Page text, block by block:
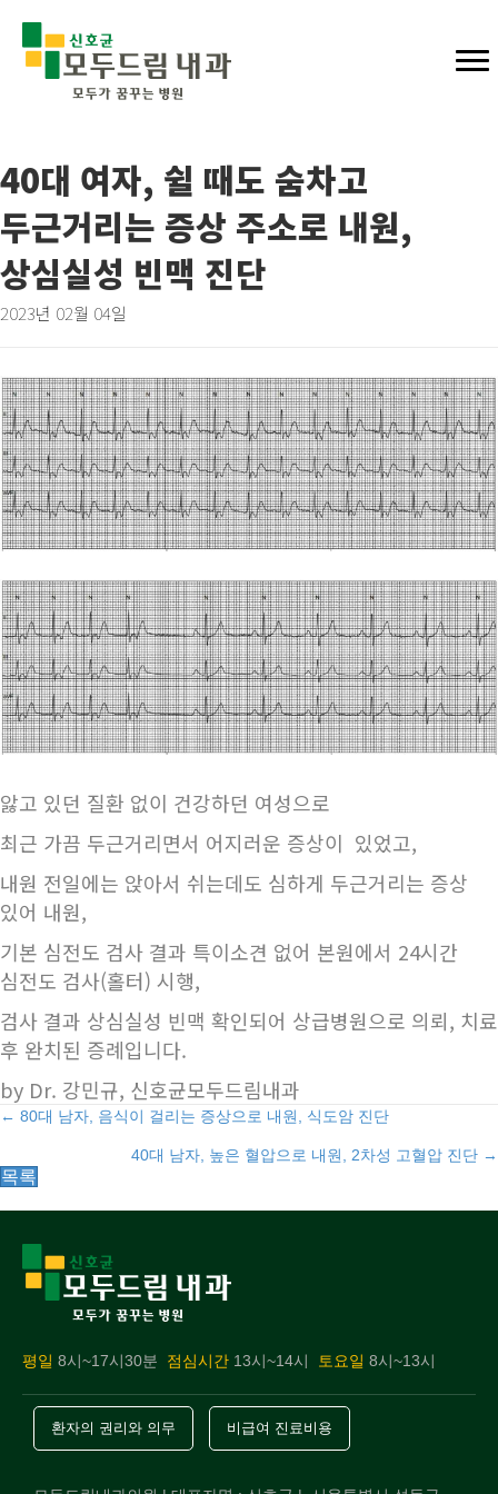
40대 여자, 쉴 때도 숨차고
두근거리는 증상 주소로 내원,
상심실성 빈맥 진단
2023년 02월 04일
앓고 있던 질환 없이 건강하던 여성으로
최근 가끔 두근거리면서 어지러운 증상이 있었고,
내원 전일에는 앉아서 쉬는데도 심하게 두근거리는 증상
있어 내원,
기본 심전도 검사 결과 특이소견 없어 본원에서 24시간
심전도 검사(홀터) 시행,
검사 결과 상심실성 빈맥 확인되어 상급병원으로 의뢰, 치료
후 완치된 증례입니다.
by Dr. 강민규, 신호균모두드림내과
Posts
navigation
← 80대 남자, 음식이 걸리는 증상으로 내원, 식도암 진단
40대 남자, 높은 혈압으로 내원, 2차성 고혈압 진단 →
목록
평일 8시~17시30분 점심시간 13시~14시 토요일 8시~13시
환자의 권리와 의무 비급여 진료비용